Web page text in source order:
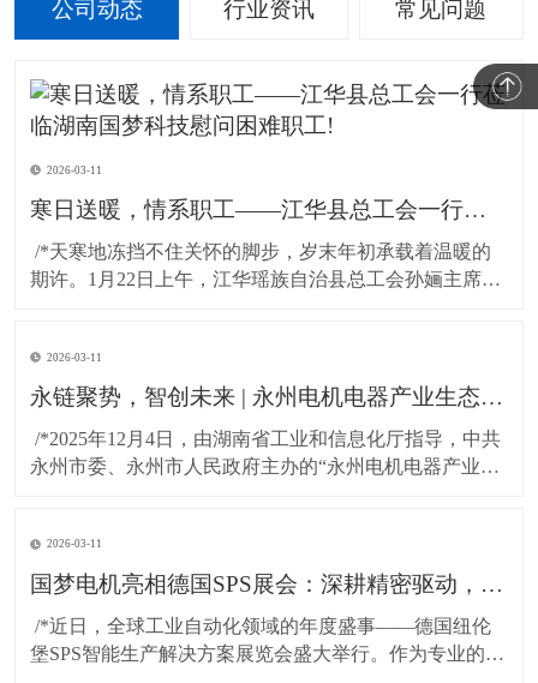
公司动态 行业资讯 常见问题
2026-03-11
寒日送暖，情系职工——江华县总工会一行莅临湖南国梦科技慰问困难职工!
期许。1月22日上午，江华瑶族自治县总工会孙婳主席、
挂，专程到访湖南国梦科技开展慰问活动，为百余名坚
守岗位的困难职工送上精心准备的粮油物资，以
2026-03-11
永链聚势，智创未来 | 永州电机电器产业生态对接会在湖南国梦园区隆重召开！
永州市委、永州市人民政府主办的“永州电机电器产业生
图”为主题，汇聚了政府领导、行业专家与产业链伙伴，
共商发展大计，共谋协同未来。*
2026-03-11
国梦电机亮相德国SPS展会：深耕精密驱动，连接全球智造！
堡SPS智能生产解决方案展览会盛大举行。作为专业的无